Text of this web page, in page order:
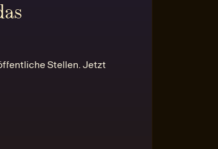
Stellen. Jetzt